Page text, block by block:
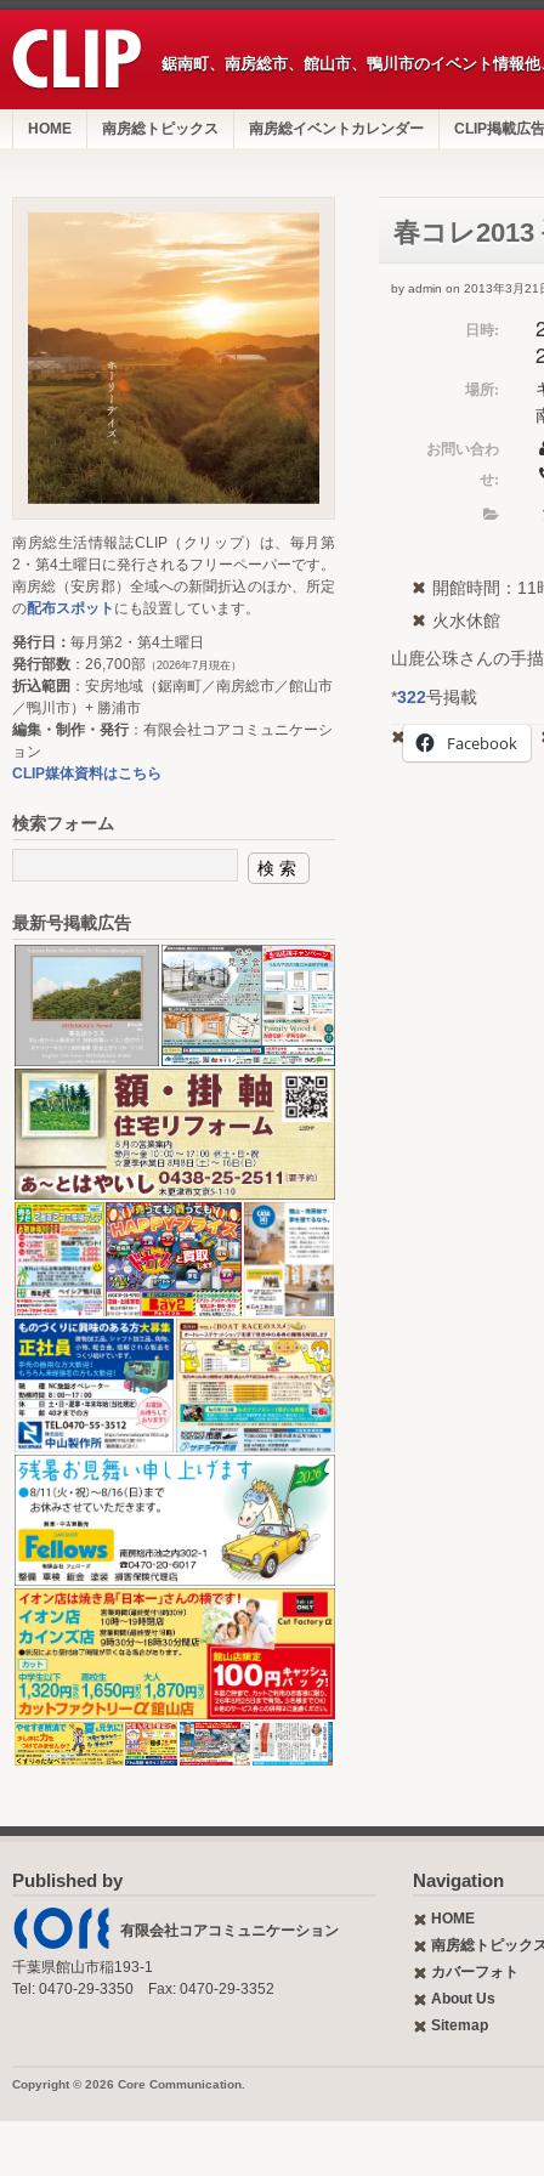
鋸南町、南房総市、館山市、鴨川市のイベント情報
HOME 南房総トピックス 南房総イベントカレンダー CLIP掲載広告
春コレ
by admin on 2013年3月21
日時:
場所:
お問い合わ
せ:
開館時間：11
火水休館
山鹿公珠さんの手
*322号掲載
Facebook
南房総生活情報誌CLIP（クリップ）は、毎月第
2・第4土曜日に発行されるフリーペーパーです。
南房総（安房郡）全域への新聞折込のほか、所定
の配布スポット にも設置しています。
発行日： 毎月第2・第4土曜日
発行部数 ：26,700部 （2026年7月現在）
折込範囲 ：安房地域（鋸南町／南房総市／館山市
／鴨川市）+ 勝浦市
編集・制作・発行：有限会社コアコミュニケーシ
ョン
CLIP媒体資料はこちら
検索フォーム
最新号掲載広告
Published by
有限会社コアコミュニケーション
千葉県館山市稲193-1
Tel: 0470-29-3350 Fax: 0470-29-3352
Navigation
HOME
南房総トピック
カバーフォト
About Us
Sitemap
Copyright © 2026 Core Communication.